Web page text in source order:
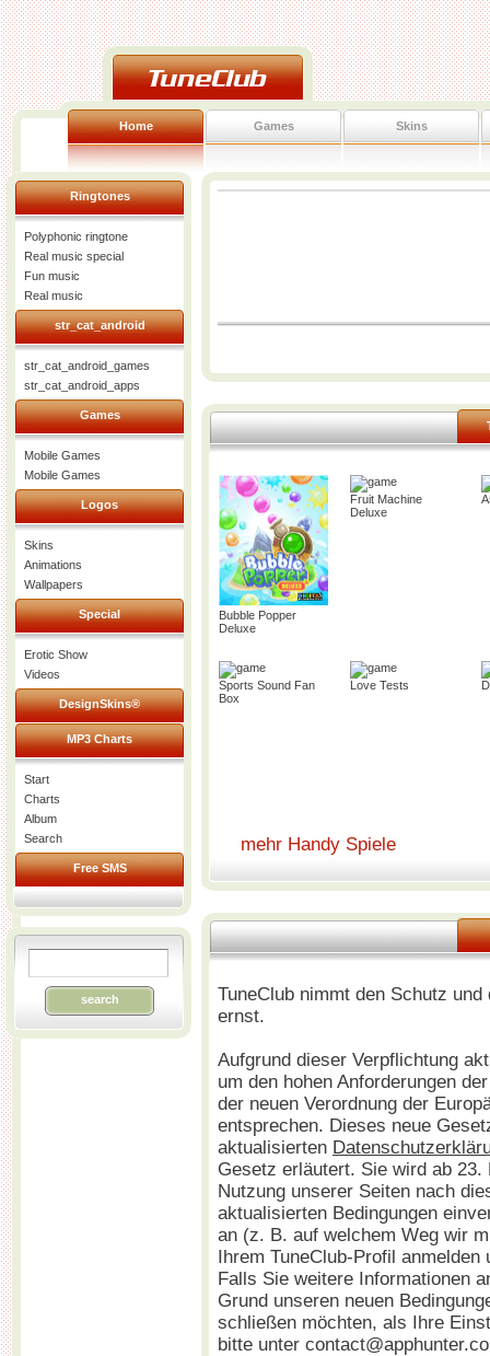
Home Games Skins
Ringtones
Polyphonic ringtone
Real music special
Fun music
Real music
str_cat_android
str_cat_android_games
str_cat_android_apps
Games
Mobile Games
Mobile Games
Logos
Skins
Animations
Wallpapers
Special
Erotic Show
Videos
DesignSkins®
MP3 Charts
Start
Charts
Album
Search
Free SMS
search
Bubble Popper
Deluxe
Fruit Machine
Deluxe
Sports Sound Fan
Box
Love Tests
mehr Handy Spiele
TuneClub nimmt den Schutz
ernst.
Aufgrund dieser Verpflichtung
um den hohen Anforderungen
der neuen Verordnung der
entsprechen. Dieses neue
aktualisierten
Gesetz erläutert. Sie wird ab
Nutzung unserer Seiten nach
aktualisierten Bedingungen
an (z. B. auf welchem Weg wir
Ihrem TuneClub-Profil
Falls Sie weitere Informationen
Grund unseren neuen
schließen möchten, als Ihre
bitte unter